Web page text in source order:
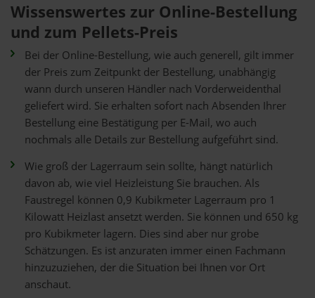
Wissenswertes zur Online-Bestellung
und zum Pellets-Preis
Bei der Online-Bestellung, wie auch generell, gilt immer
der Preis zum Zeitpunkt der Bestellung, unabhängig
wann durch unseren Händler nach Vorderweidenthal
geliefert wird. Sie erhalten sofort nach Absenden Ihrer
Bestellung eine Bestätigung per E-Mail, wo auch
nochmals alle Details zur Bestellung aufgeführt sind.
Wie groß der Lagerraum sein sollte, hängt natürlich
davon ab, wie viel Heizleistung Sie brauchen. Als
Faustregel können 0,9 Kubikmeter Lagerraum pro 1
Kilowatt Heizlast ansetzt werden. Sie können und 650 kg
pro Kubikmeter lagern. Dies sind aber nur grobe
Schätzungen. Es ist anzuraten immer einen Fachmann
hinzuzuziehen, der die Situation bei Ihnen vor Ort
anschaut.